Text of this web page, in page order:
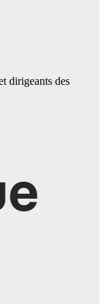
dirigeants des